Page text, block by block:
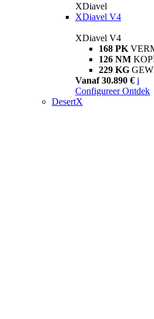
XDiavel
XDiavel V4
XDiavel V4
168 PK
126 NM
229 KG
Vanaf 30.890 € i
Configureer Ontdek
DesertX